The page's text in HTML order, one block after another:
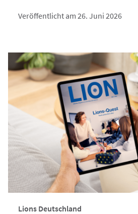
Veröffentlicht am 26. Juni 2026
Lions Deutschland